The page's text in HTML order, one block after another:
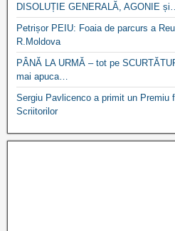
DISOLUȚIE GENERALĂ, AGONIE
Petrișor PEIU: Foaia de parcurs a
R.Moldova
PÂNĂ LA URMĂ – tot pe
mai apuca…
Sergiu Pavlicenco a primit un Premiu
Scriitorilor